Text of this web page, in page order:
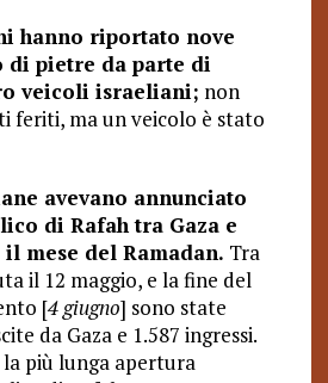
hanno riportato nove
di pietre da parte di
veicoli israeliani; non
feriti, ma un veicolo è stato
avevano annunciato
di Rafah tra Gaza e
mese del Ramadan. Tra
il 12 maggio, e la fine del
[4 giugno] sono state
da Gaza e 1.587 ingressi.
la più lunga apertura